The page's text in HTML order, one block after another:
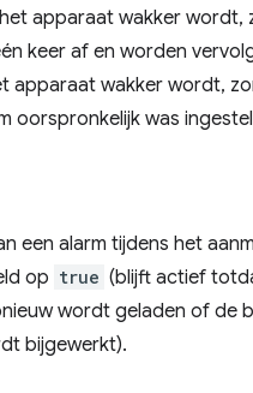
apparaat wakker
keer af en worden
apparaat wakker wordt,
oorspronkelijk was
een alarm tijdens het
op true (blijft actief
wordt geladen of
bijgewerkt).